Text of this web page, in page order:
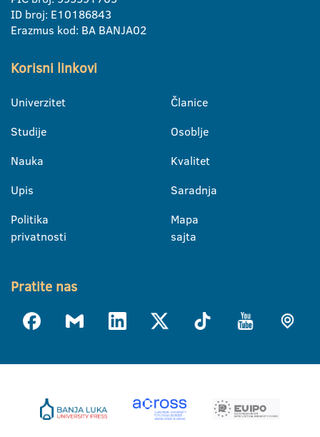
ID broj: E10186843
Erazmus kod: BA BANJA02
Korisni linkovi
Univerzitet
Studije
Nauka
Upis
Politika
privatnosti
Članice
Osoblje
Kvalitet
Saradnja
Mapa
sajta
Pratite nas